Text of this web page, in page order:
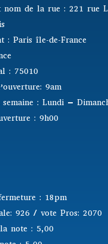
nom de la rue : 221 rue
: Paris île-de-France
: 75010
9am
: Lundi –
: 9h00
: 18pm
926 / vote Pros: 2070
note : 5,00